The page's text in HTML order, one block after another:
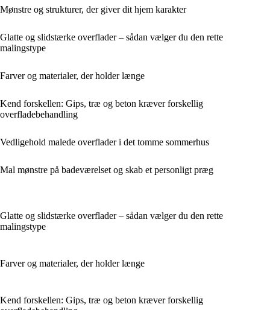
Mønstre og strukturer, der giver dit hjem karakter
Glatte og slidstærke overflader – sådan vælger du den rette
malingstype
Farver og materialer, der holder længe
Kend forskellen: Gips, træ og beton kræver forskellig
overfladebehandling
Vedligehold malede overflader i det tomme sommerhus
Mal mønstre på badeværelset og skab et personligt præg
Glatte og slidstærke overflader – sådan vælger du den rette
malingstype
Farver og materialer, der holder længe
Kend forskellen: Gips, træ og beton kræver forskellig